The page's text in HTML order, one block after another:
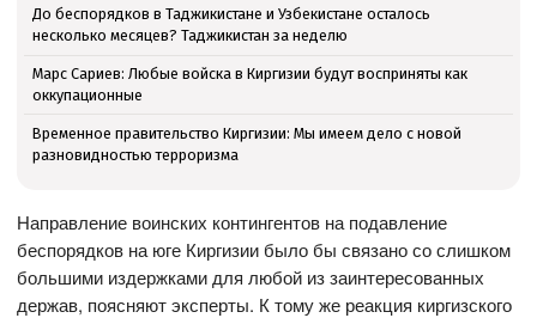
До беспорядков в Таджикистане и Узбекистане осталось
несколько месяцев? Таджикистан за неделю
Марс Сариев: Любые войска в Киргизии будут восприняты как
оккупационные
Временное правительство Киргизии: Мы имеем дело с новой
разновидностью терроризма
Направление воинских контингентов на подавление
беспорядков на юге Киргизии было бы связано со слишком
большими издержками для любой из заинтересованных
держав, поясняют эксперты. К тому же реакция киргизского